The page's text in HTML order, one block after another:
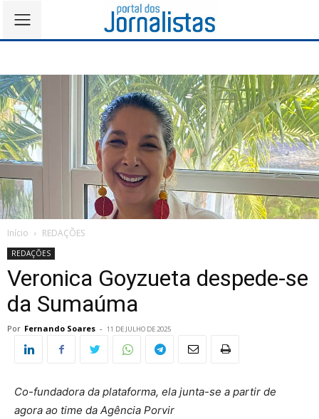
Início REDAÇÕES
REDAÇÕES
Veronica Goyzueta despede-se
da Sumaúma
Por Fernando Soares - 11 DE JULHO DE 2025
Co-fundadora da plataforma, ela junta-se a partir de
agora ao time da Agência Porvir